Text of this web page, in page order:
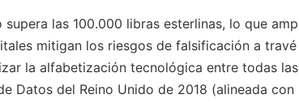
las 100.000 libras esterlinas, lo que amp
mitigan los riesgos de falsificación a travé
la alfabetización tecnológica entre todas las
Datos del Reino Unido de 2018 (alineada con